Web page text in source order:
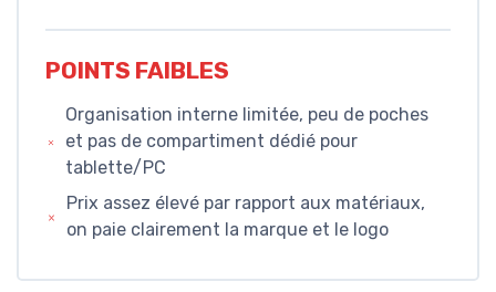
POINTS FAIBLES
Organisation interne limitée, peu de poches
et pas de compartiment dédié pour
tablette/PC
Prix assez élevé par rapport aux matériaux,
on paie clairement la marque et le logo